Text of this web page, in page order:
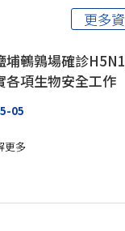
更多
埔鵪鶉場確診
各項生物安全工作
05
更多